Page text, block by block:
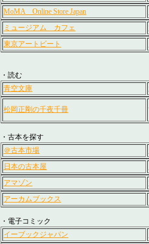
MoMA Online Store Japan
ミュージアム カフェ
東京アートビート
・読む
青空文庫
松岡正剛の千夜千冊
・古本を探す
＠古本市場
日本の古本屋
アマゾン
アーカムブックス
・電子コミック
イーブックジャパン